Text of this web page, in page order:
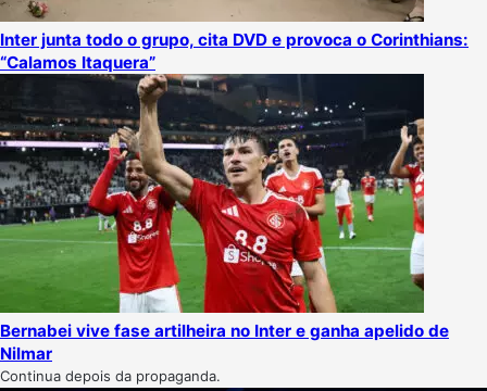
Inter junta todo o grupo, cita DVD e provoca o Corinthians:
“Calamos Itaquera”
Bernabei vive fase artilheira no Inter e ganha apelido de
Nilmar
Continua depois da propaganda.